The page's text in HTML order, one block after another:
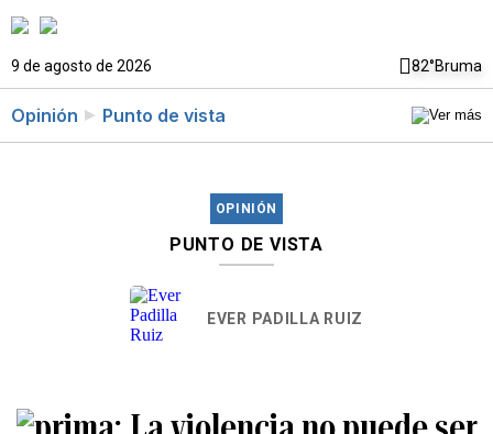
9 de agosto de 2026 82°Bruma
Opinión Punto de vista
OPINIÓN
PUNTO DE VISTA
EVER PADILLA RUIZ